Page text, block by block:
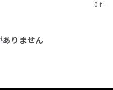
0 件
ありません